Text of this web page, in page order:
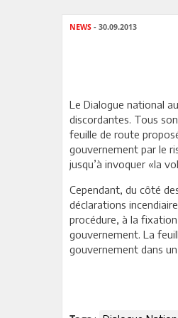
NEWS - 30.09.2013
Le Dialogue national
discordantes. Tous
feuille de route
gouvernement par le
jusqu’à invoquer «la
Cependant, du côté
déclarations
procédure, à la
gouvernement. La
gouvernement dans